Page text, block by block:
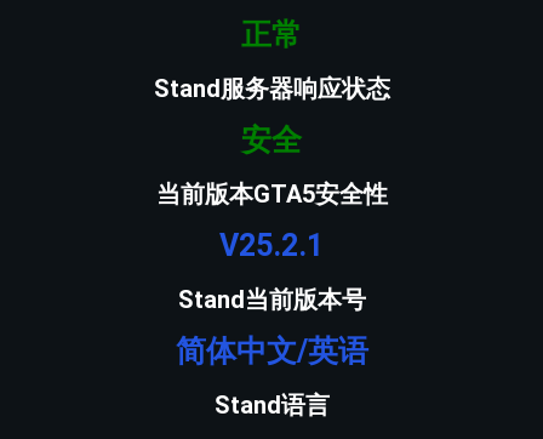
正常
Stand服务器响应状态
安全
当前版本GTA5安全性
V25.2.1
Stand当前版本号
简体中文/英语
Stand语言